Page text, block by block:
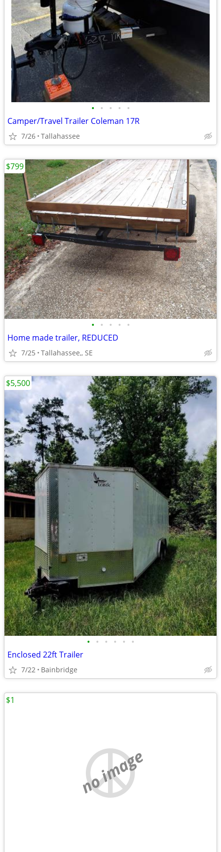
• • • • •
Camper/Travel Trailer Coleman 17R
7/26 Tallahassee
• • • • •
Home made trailer, REDUCED
7/25 Tallahassee,, SE
$799
• • • • • •
Enclosed 22ft Trailer
7/22 Bainbridge
$5,500
no image
$1